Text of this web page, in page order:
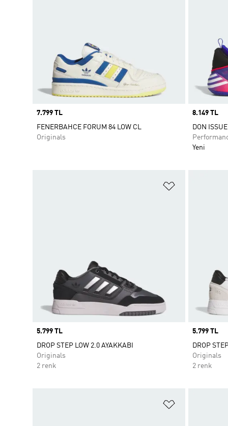
Price
7.799 TL
FENERBAHCE FORUM 84 LOW CL
Originals
Price
8.149 TL
DON
Yeni
Price
5.799 TL
DROP STEP LOW 2.0 AYAKKABI
Originals
2 renk
Price
5.799 TL
DROP
Originals
2 renk